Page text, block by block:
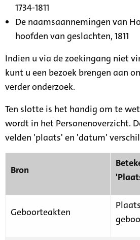
1734-1811
De naamsaannemingen van
hoofden van geslachten, 1811
Indien u via de zoekingang niet
kunt u een bezoek brengen aan
verder onderzoek.
Ten slotte is het handig om te
wordt in het Personenoverzicht.
velden 'plaats' en 'datum'
Bron
Geboorteakten